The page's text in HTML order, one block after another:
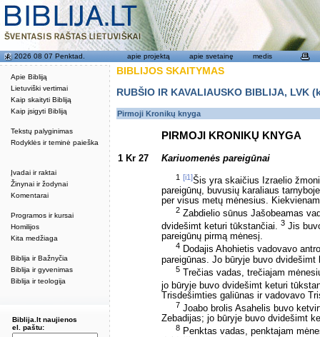
Apie Bibliją
Lietuviški vertimai
Kaip skaityti Bibliją
Kaip įsigyti Bibliją
Tekstų palyginimas
Rodyklės ir teminė paieška
Įvadai ir raktai
Žinynai ir žodynai
Komentarai
Programos ir kursai
Homilijos
Kita medžiaga
Biblija ir Bažnyčia
Biblija ir gyvenimas
Biblija ir teologija
2026 08 07 Penktad. apie projektą apie svetainę medis
Biblija.lt naujienos
el. paštu:
BIBLIJOS SKAITYMAS
RUBŠIO IR KAVALIAUSKO BIBLIJA,
Pirmoji Kronikų knyga
PIRMOJI KRONIKŲ KNYGA
1 Kr 27 Kariuomenės pareigūnai
1 [i1]Šis yra skaičius Izraelio
pareigūnų, buvusių karaliaus
per visus metų mėnesius.
2 Zabdielio sūnus Jašobeamas
dvidešimt keturi tūkstančiai. 3 Jis
pareigūnų pirmą mėnesį.
4 Dodajis Ahohietis vadovavo
pareigūnas. Jo būryje buvo dvidešimt
5 Trečias vadas, trečiajam
jo būryje buvo dvidešimt keturi
Trisdešimties galiūnas ir vadovavo
7 Joabo brolis Asahelis buvo
Zebadijas; jo būryje buvo dvidešimt
8 Penktas vadas, penktajam